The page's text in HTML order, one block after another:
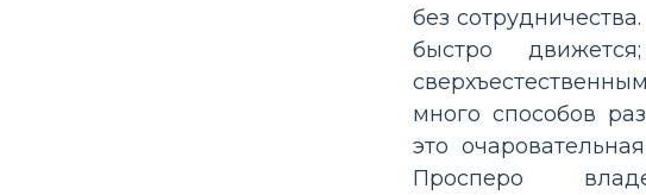
без
быстро
много способов
это
Просперо